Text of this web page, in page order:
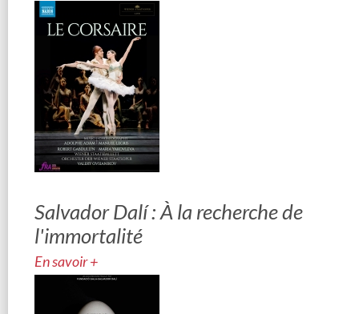
Salvador Dalí : À la recherche de
l'immortalité
En savoir +